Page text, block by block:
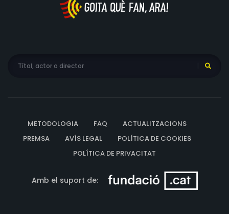
METODOLOGIA FAQ
ACTUALITZACIONS
PREMSA
AVÍS LEGAL
POLÍTICA DE COOKIES
POLÍTICA DE PRIVACITAT
Amb el suport de: